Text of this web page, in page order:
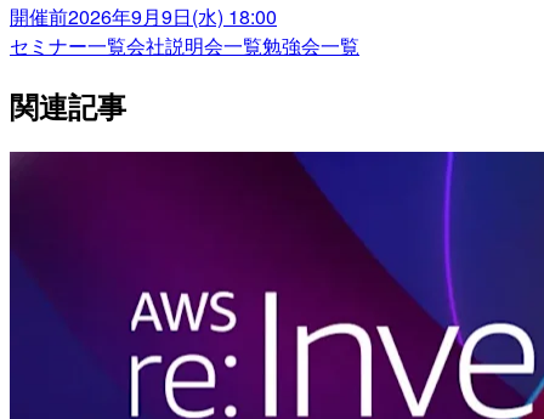
開催前2026年9月9日(水) 18:00
セミナー一覧会社説明会一覧勉強会一覧
関連記事